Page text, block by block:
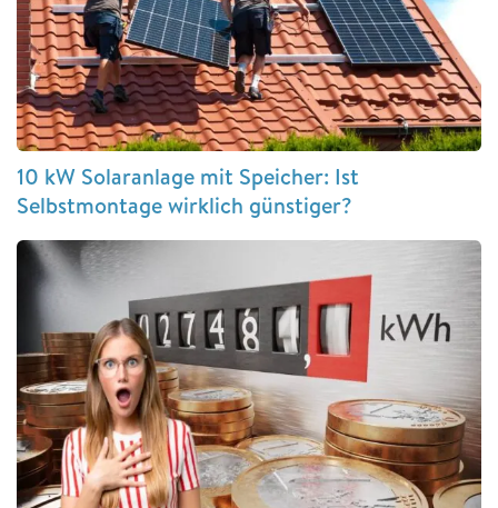
10 kW Solaranlage mit Speicher: Ist
Selbstmontage wirklich günstiger?